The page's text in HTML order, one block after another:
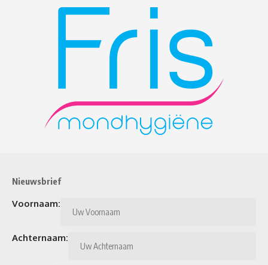
Nieuwsbrief
Voornaam:
Achternaam: